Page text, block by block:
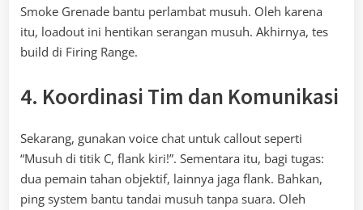
Smoke Grenade bantu perlambat musuh. Oleh karena
itu, loadout ini hentikan serangan musuh. Akhirnya, tes
build di Firing Range.
4. Koordinasi Tim dan Komunikasi
Sekarang, gunakan voice chat untuk callout seperti
“Musuh di titik C, flank kiri!”. Sementara itu, bagi tugas:
dua pemain tahan objektif, lainnya jaga flank. Bahkan,
ping system bantu tandai musuh tanpa suara. Oleh